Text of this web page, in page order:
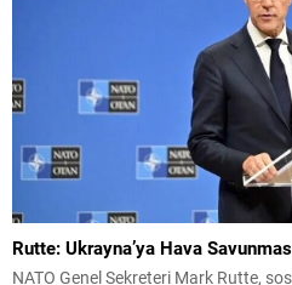
Rutte: Ukrayna’ya Hava
NATO Genel Sekreteri Mark Rutte,